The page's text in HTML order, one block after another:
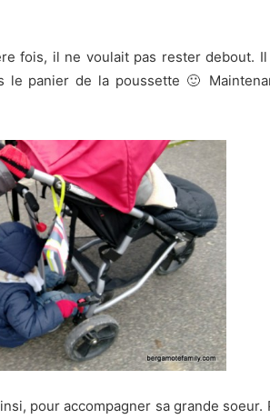
fois, il ne voulait pas rester debout. Il
panier de la poussette 🙂
pour accompagner sa grande soeur.